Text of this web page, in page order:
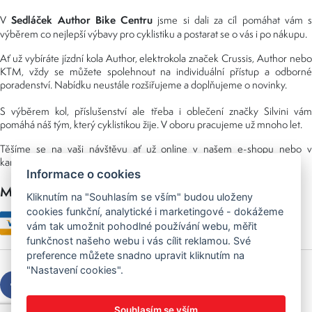
VSedláček Author Bike Centru jsme si dali za cíl pomáhat vám s
výběrem co nejlepší výbavy pro cyklistiku a postarat se o vás i po nákupu.
Ať už vybíráte jízdní kola Author, elektrokola značek Crussis, Author nebo
KTM, vždy se můžete spolehnout na individuální přístup a odborné
poradenství. Nabídku neustále rozšiřujeme a doplňujeme o novinky.
S výběrem kol, příslušenství ale třeba i oblečení značky Silvini vám
pomáhá náš tým, který cyklistikou žije. V oboru pracujeme už mnoho let.
Těšíme se na vaši návštěvu ať už online v našem e-shopu nebo v
kamenné prodejně, kterou najdete v NS (nákupní středisko) URAN.
Možnosti platby
Informace o cookies
Kliknutím na "Souhlasím se vším" budou uloženy
cookies funkční, analytické i marketingové - dokážeme
vám tak umožnit pohodlné používání webu, měřit
funkčnost našeho webu i vás cílit reklamou. Své
preference můžete snadno upravit kliknutím na
"Nastavení cookies".